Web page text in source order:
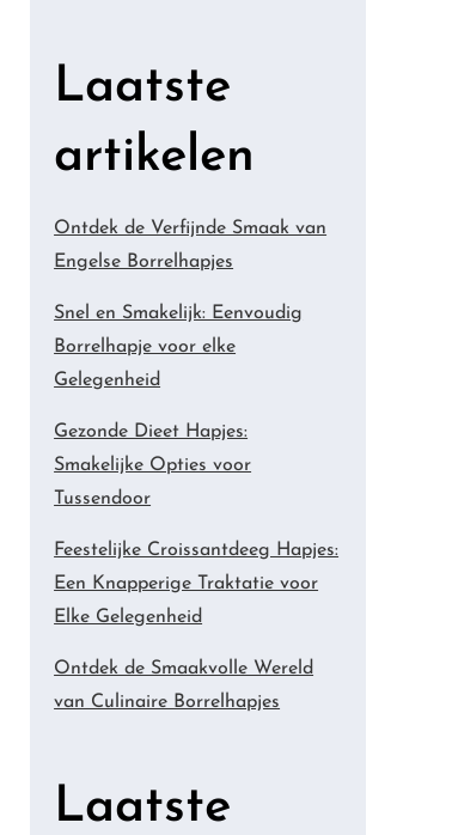
Laatste
artikelen
Ontdek de Verfijnde Smaak van
Engelse Borrelhapjes
Snel en Smakelijk: Eenvoudig
Borrelhapje voor elke
Gelegenheid
Gezonde Dieet Hapjes:
Smakelijke Opties voor
Tussendoor
Feestelijke Croissantdeeg Hapjes:
Een Knapperige Traktatie voor
Elke Gelegenheid
Ontdek de Smaakvolle Wereld
van Culinaire Borrelhapjes
Laatste